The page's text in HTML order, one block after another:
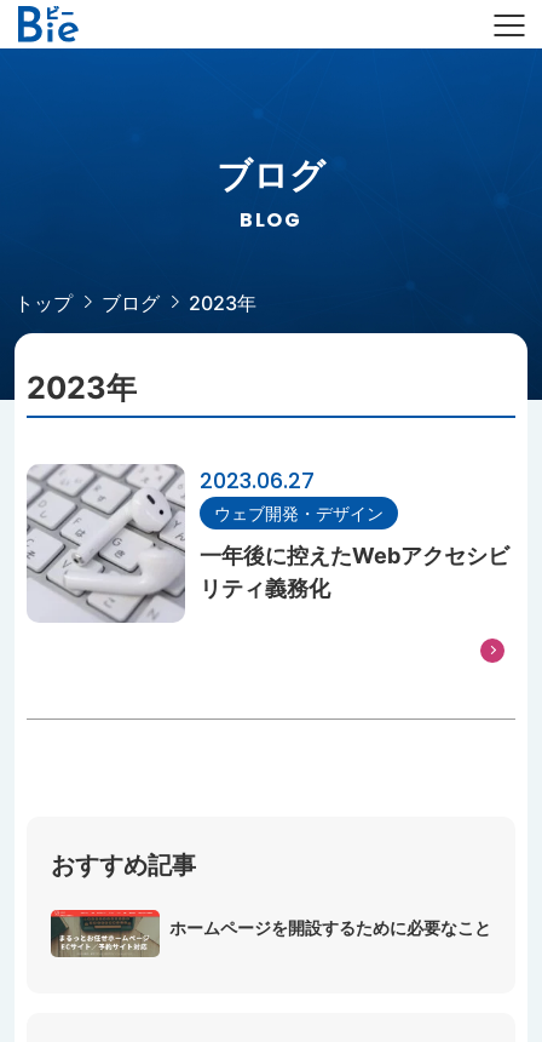
ブログ
BLOG
トップ ブログ 2023年
2023年
2023.06.27
ウェブ開発・デザイン
一年後に控えたWebアクセシビ
リティ義務化
おすすめ記事
ホームページを開設するために必要なこと